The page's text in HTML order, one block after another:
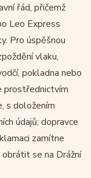
řád, přičemž
Leo Express
Pro úspěšnou
vlaku,
pokladna nebo
prostřednictvím
s doložením
údajů; dopravce
zamítne
se na Drážní